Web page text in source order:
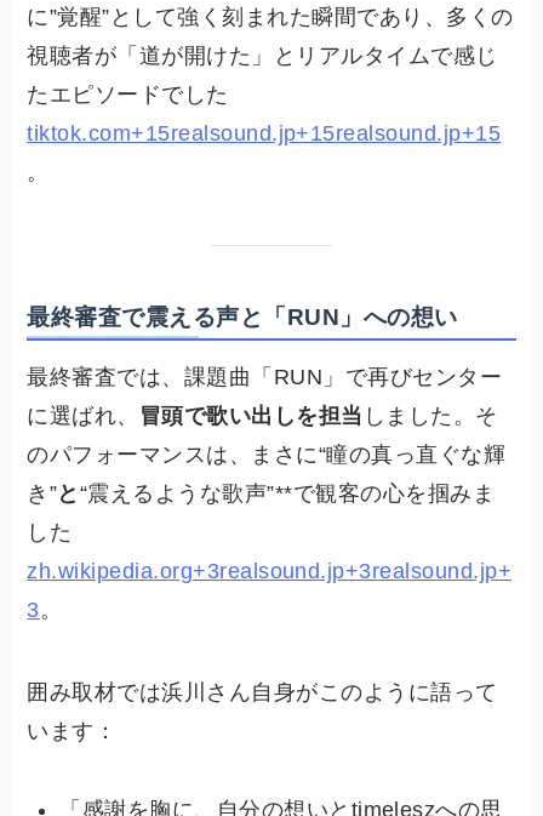
に”覚醒”として強く刻まれた瞬間であり、多くの
視聴者が「道が開けた」とリアルタイムで感じ
たエピソードでした
tiktok.com+15realsound.jp+15realsound.jp+15
。
最終審査で震える声と「RUN」への想い
最終審査では、課題曲「RUN」で再びセンター
に選ばれ、
冒頭で歌い出しを担当 しました。そ
のパフォーマンスは、まさに“瞳の真っ直ぐな輝
き”と “震えるような歌声”**で観客の心を掴みま
した
zh.wikipedia.org+3realsound.jp+3realsound.jp+
3。
囲み取材では浜川さん自身がこのように語って
います：
「感謝を胸に、自分の想いとtimeleszへの思